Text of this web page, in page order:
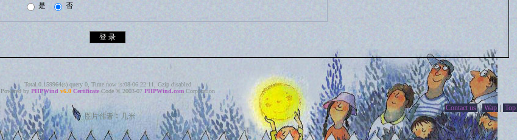
是 否
Total 0.159964(s) query 0, Time now is:08-06 22:11, Gzip disabled
Powered by PHPWind v6.0 Certificate Code © 2003-07 PHPWind.com Corporation
Contact us | Wap | Top